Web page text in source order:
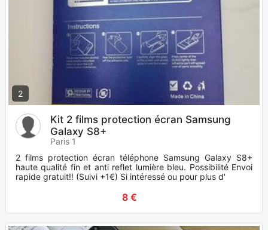
2
Kit 2 films protection écran Samsung
Galaxy S8+
Paris 1
2 films protection écran téléphone Samsung Galaxy S8+
haute qualité fin et anti reflet lumière bleu. Possibilité Envoi
rapide gratuit!! (Suivi +1€) Si intéressé ou pour plus d'
8 €